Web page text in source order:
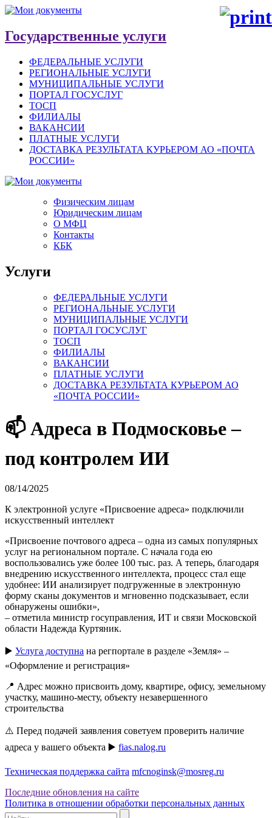
Государственные услуги
ФЕДЕРАЛЬНЫЕ УСЛУГИ
РЕГИОНАЛЬНЫЕ УСЛУГИ
МУНИЦИПАЛЬНЫЕ УСЛУГИ
ПОРТАЛ ГОСУСЛУГ
ТОСП
ФИЛИАЛЫ
ВАКАНСИИ
ПЛАТНЫЕ УСЛУГИ
ДОСТАВКА РЕЗУЛЬТАТА КУРЬЕРОМ АО «ПОЧТА
РОССИИ»
Физическим лицам
Юридическим лицам
О МФЦ
Контакты
КБК
Услуги
ФЕДЕРАЛЬНЫЕ УСЛУГИ
РЕГИОНАЛЬНЫЕ УСЛУГИ
МУНИЦИПАЛЬНЫЕ УСЛУГИ
ПОРТАЛ ГОСУСЛУГ
ТОСП
ФИЛИАЛЫ
ВАКАНСИИ
ПЛАТНЫЕ УСЛУГИ
ДОСТАВКА РЕЗУЛЬТАТА КУРЬЕРОМ АО
«ПОЧТА РОССИИ»
📫 Адреса в Подмосковье –
под контролем ИИ
08/14/2025
К электронной услуге «Присвоение адреса» подключили
искусственный интеллект
«Присвоение почтового адреса – одна из самых популярных
услуг на региональном портале. С начала года ею
воспользовались уже более 100 тыс. раз. А теперь, благодаря
внедрению искусственного интеллекта, процесс стал еще
удобнее: ИИ анализирует подгруженные в электронную
форму сканы документов и мгновенно подсказывает, если
обнаружены ошибки»,
– отметила министр госуправления, ИТ и связи Московской
области Надежда Куртяник.
▶️ Услуга доступна на регпортале в разделе «Земля» –
«Оформление и регистрация»
📍 Адрес можно присвоить дому, квартире, офису, земельному
участку, машино-месту, объекту незавершенного
строительства
⚠️ Перед подачей заявления советуем проверить наличие
адреса у вашего объекта ▶️ fias.nalog.ru
Техническая поддержка сайта mfcnoginsk@mosreg.ru
Последние обновления на сайте
Политика в отношении обработки персональных данных